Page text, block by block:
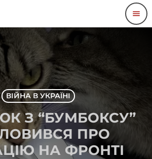
menu
ВІЙНА В УКРАЇНІ
З “БУМБОКСУ”
ПРО
НА ФРОНТІ